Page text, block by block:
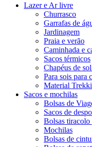
Lazer e Ar livre
Churrasco
Garrafas de
Jardinagem
Praia e verão
Caminhada e
Sacos térmicos
Chapéus de
Para sois para
Material
Sacos e mochilas
Bolsas de
Sacos de
Bolsas tiracolo
Mochilas
Bolsas de